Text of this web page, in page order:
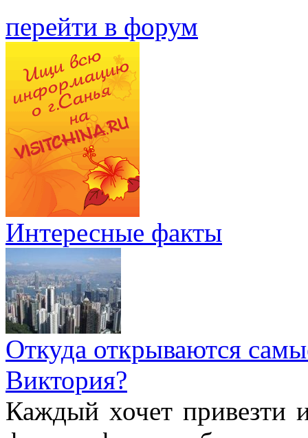
перейти в форум
Интересные факты
Откуда открываются
Виктория?
Каждый хочет привезти